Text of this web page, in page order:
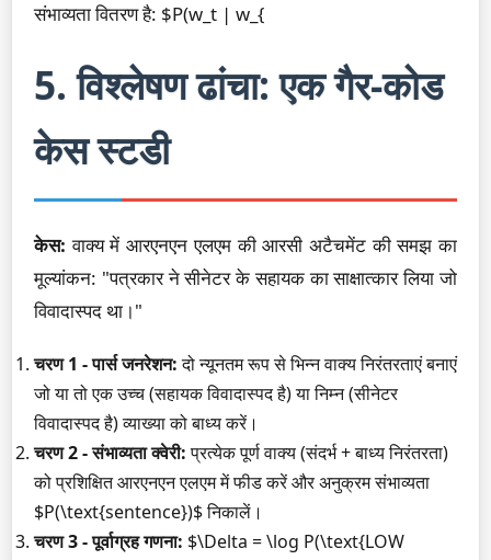
संभाव्यता वितरण है: $P(w_t | w_{
5. विश्लेषण ढांचा: एक गैर-कोड
केस स्टडी
केस: वाक्य में आरएनएन एलएम की आरसी अटैचमेंट की समझ का
मूल्यांकन: "पत्रकार ने सीनेटर के सहायक का साक्षात्कार लिया जो
विवादास्पद था।"
चरण 1 - पार्स जनरेशन:दो न्यूनतम रूप से भिन्न वाक्य निरंतरताएं बनाएं
जो या तो एक उच्च (सहायक विवादास्पद है) या निम्न (सीनेटर
विवादास्पद है) व्याख्या को बाध्य करें।
चरण 2 - संभाव्यता क्वेरी:प्रत्येक पूर्ण वाक्य (संदर्भ + बाध्य निरंतरता)
को प्रशिक्षित आरएनएन एलएम में फीड करें और अनुक्रम संभाव्यता
$P(\text{sentence})$ निकालें।
चरण 3 - पूर्वाग्रह गणना: $\Delta = \log P(\text{LOW